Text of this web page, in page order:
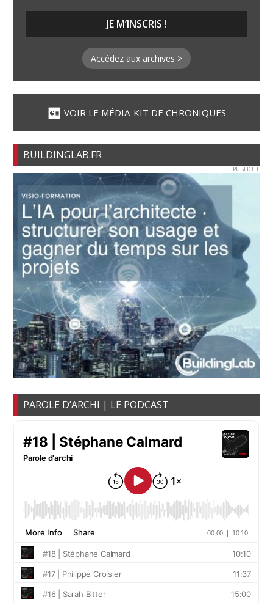
Accédez aux archives >
VOIR LE MÉDIA-KIT DE CHRONIQUES
BUILDINGLAB.FR
PUBLICITE
PAROLE D’ARCHI | LE PODCAST